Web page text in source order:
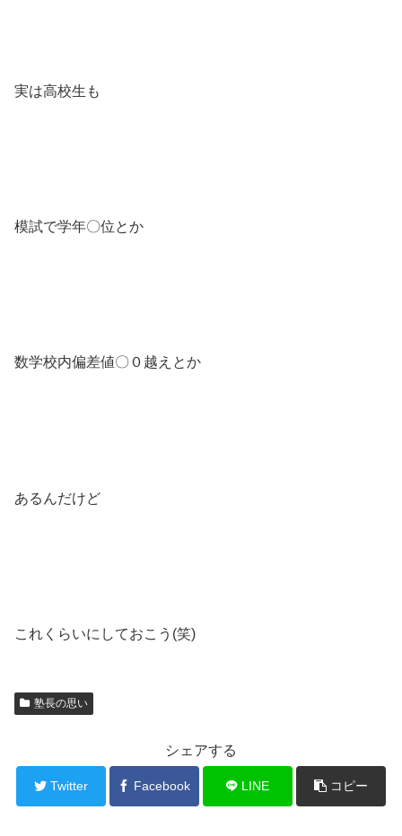
実は高校生も
模試で学年〇位とか
数学校内偏差値〇０越えとか
あるんだけど
これくらいにしておこう(笑)
塾長の思い
シェアする
Twitter Facebook LINE コピー